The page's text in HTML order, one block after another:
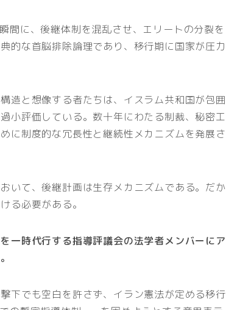
に、後継体制を混乱させ、エリートの分裂を
的な首脳排除論理であり、移行期に国家が圧力
造と想像する者たちは、イスラム共和国が包囲
小評価している。数十年にわたる制裁、秘密工
に制度的な冗長性と継続性メカニズムを発展さ
いて、後継計画は生存メカニズムである。だか
る必要がある。
一時代行する指導評議会の法学者メンバーにア
下でも空白を許さず、イラン憲法が定める移行